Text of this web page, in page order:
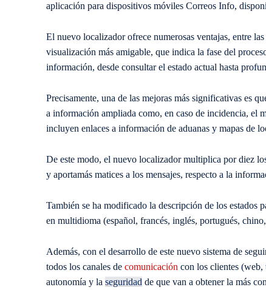
aplicación para dispositivos móviles Correos Info,
El nuevo localizador ofrece numerosas ventajas, entre las
visualización más amigable, que indica la fase del
información, desde consultar el estado actual hasta
Precisamente, una de las mejoras más significativas es
a información ampliada como, en caso de incidencia, el
incluyen enlaces a información de aduanas y mapas de
De este modo, el nuevo localizadormultiplica por diez
y aportamás matices a los mensajes, respecto a la
También se ha modificado la descripción de los estados p
en multidioma (español, francés, inglés, portugués,
Además, con el desarrollo de este nuevo sistema de
todos los canales de comunicación con los clientes (web,
autonomía y la seguridad de que van a obtener la más